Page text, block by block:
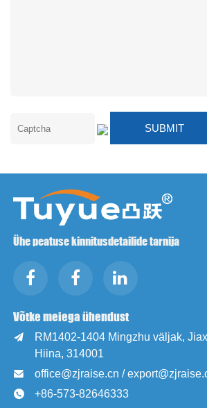
Ühe peatuse kinnitusdetailide tarnija
Võtke meiega ühendust

RM1402-1404 Mingzhu väljak,
Hiina, 314001
 office@zjraise.cn /
 +86-573-82646333